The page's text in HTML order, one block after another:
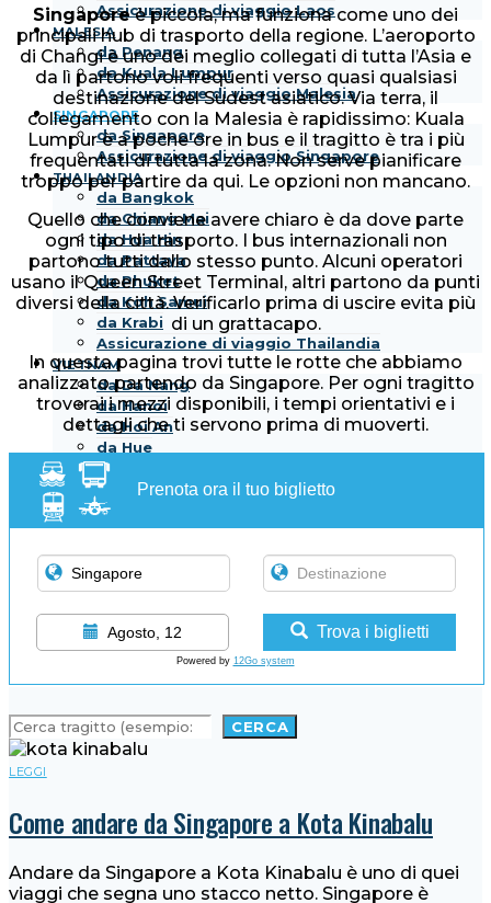
Assicurazione di viaggio Laos
MALESIA
da Penang
da Kuala Lumpur
Assicurazione di viaggio Malesia
SINGAPORE
da Singapore
Assicurazione di viaggio Singapore
THAILANDIA
da Bangkok
da Chiang Mai
da Hua Hin
da Pattaya
da Phuket
da Koh Samui
da Krabi
Assicurazione di viaggio Thailandia
VIETNAM
da Da Nang
da Hanoi
da Hoi An
da Hue
da Saigon
Assicurazione di viaggio Vietnam
GUIDE
Aeroporti, stazioni e porti
Info di viaggio
Dove prenotare online
Singaporeè piccola, ma funziona come uno dei
principali hub di trasporto della regione. L’aeroporto
di Changi è uno dei meglio collegati di tutta l’Asia e
da lì partono voli frequenti verso quasi qualsiasi
destinazione del Sudest asiatico. Via terra, il
collegamento con la Malesia è rapidissimo: Kuala
Lumpur è a poche ore in bus e il tragitto è tra i più
frequentati di tutta la zona. Non serve pianificare
troppo per partire da qui. Le opzioni non mancano.
Quello che conviene avere chiaro è da dove parte
ogni tipo di trasporto. I bus internazionali non
partono tutti dallo stesso punto. Alcuni operatori
usano il Queen Street Terminal, altri partono da punti
diversi della città. Verificarlo prima di uscire evita più
di un grattacapo.
In questa pagina trovi tutte le rotte che abbiamo
analizzato partendo da Singapore. Per ogni tragitto
troverai i mezzi disponibili, i tempi orientativi e i
dettagli che ti servono prima di muoverti.
Prenota ora il tuo biglietto
Agosto, 12 Trova i biglietti
Powered by 12Go system
CERCA CERCA
LEGGI
Come andare da Singapore a Kota Kinabalu
Andare da Singapore a Kota Kinabalu è uno di quei
viaggi che segna uno stacco netto. Singapore è